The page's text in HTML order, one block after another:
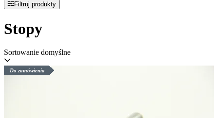
Filtruj produkty
Stopy
Sortowanie domyślne
Do zamówienia